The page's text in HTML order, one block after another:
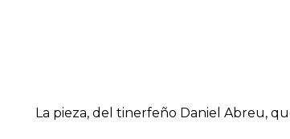
La pieza, del tinerfeño Daniel Abreu,